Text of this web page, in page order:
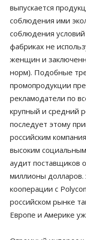
выпускается
соблюдения ими
соблюдения
фабриках не
женщин и
норм). Подобные
промопродукции
рекламодатели по
крупный и средний
последует этому
российским
высоким
аудит поставщиков
миллионы долларов.
кооперации с
российском рынке
Европе и Америке